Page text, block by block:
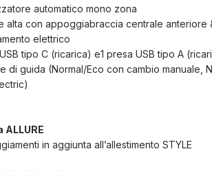
automatico mono zona
alta con appoggiabraccia centrale anteriore
elettrico
tipo C (ricarica) e1 presa USB tipo A
di guida (Normal/Eco con cambio manuale,
ALLURE
in aggiunta all’allestimento STYLE